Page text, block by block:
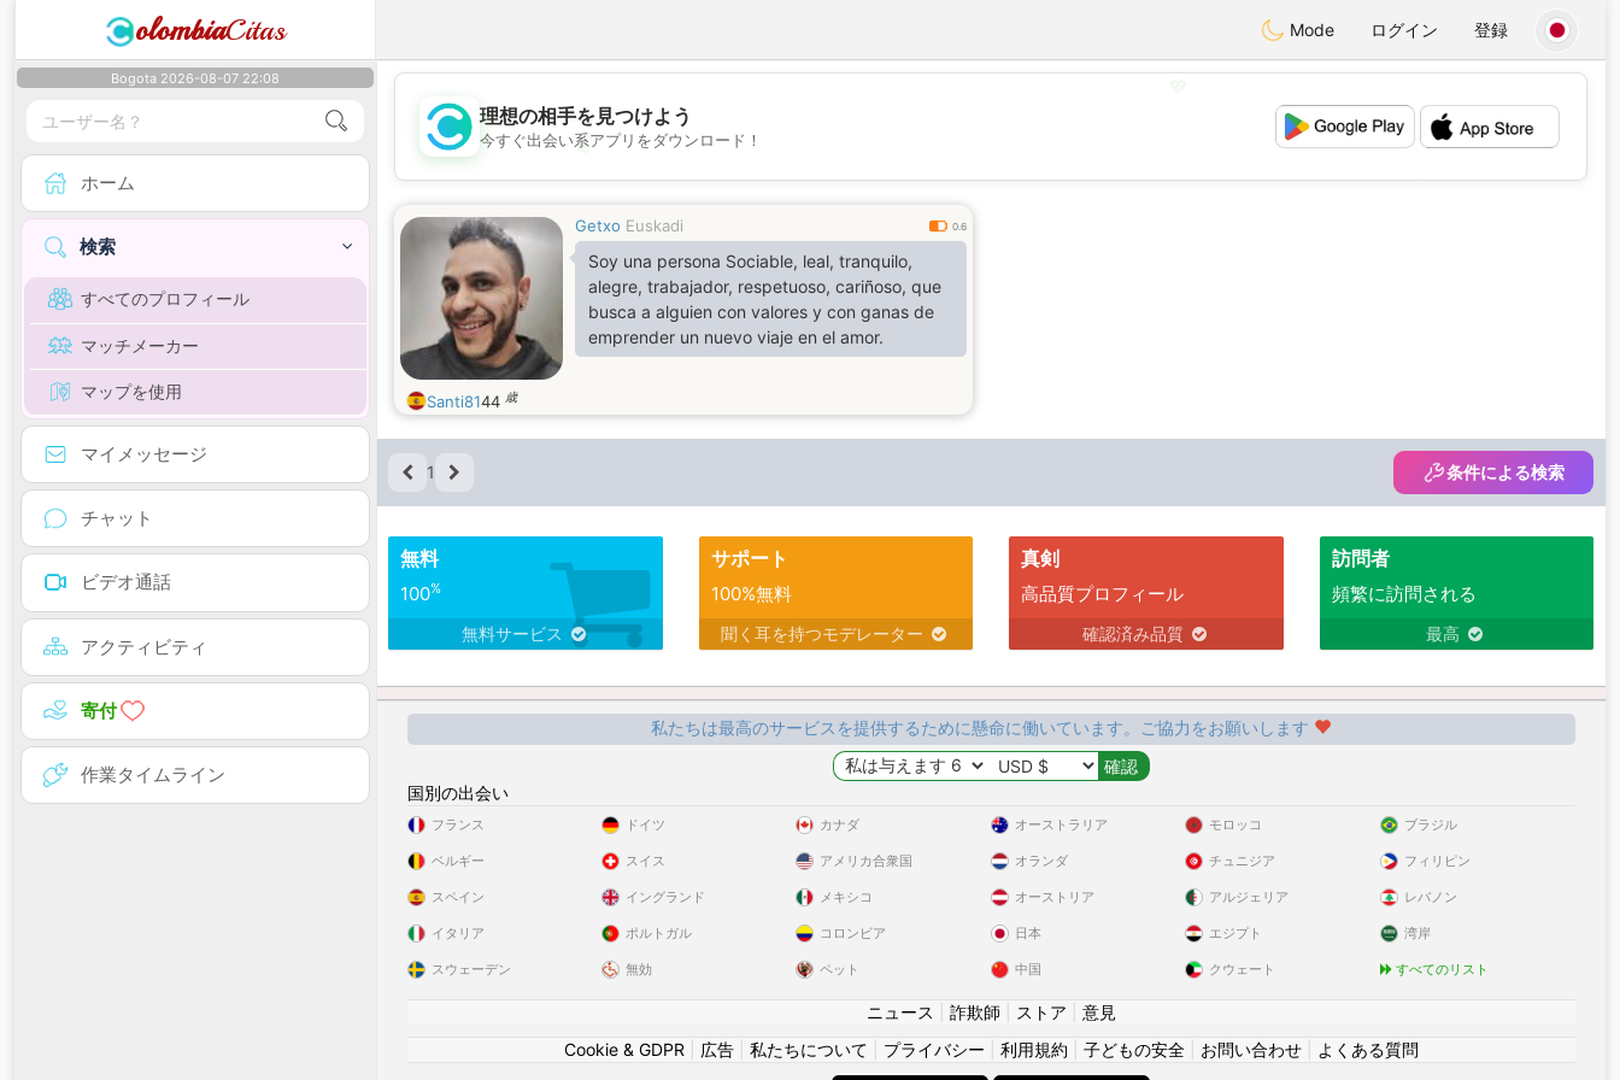
olombiaCitas Mode ログイン 登録
Bogota 2026-08-07 22:08
ホーム
検索
すべてのプロフィール
マッチメーカー
マップを使用
マイメッセージ
チャット
ビデオ通話
アクティビティ
寄付
作業タイムライン
💖
💕
理想の相手を見つけよう
今すぐ出会い系アプリをダウンロード！
Getxo Euskadi 0.6
Soy una persona Sociable, leal, tranquilo,
alegre, trabajador, respetuoso, cariñoso, que
busca a alguien con valores y con ganas de
emprender un nuevo viaje en el amor.
Santi8144 歳
1 条件による検索
無料
100%
無料サービス
サポート
100%無料
聞く耳を持つモデレーター
真剣
高品質プロフィール
確認済み品質
訪問者
頻繁に訪問される
最高
私たちは最高のサービスを提供するために懸命に働いています。ご協力をお願いします
国別の出会い
フランス
ベルギー
スペイン
イタリア
スウェーデン
ドイツ
スイス
イングランド
ポルトガル
無効
カナダ
アメリカ合衆国
メキシコ
コロンビア
ペット
オーストラリア
オランダ
オーストリア
日本
中国
モロッコ
チュニジア
アルジェリア
エジプト
クウェート
ブラジル
フィリピン
レバノン
湾岸
すべてのリスト
ニュース 詐欺師 ストア
意見
Cookie & GDPR
広告| 私たちについて プライバシー 利用規約 子どもの安全| お問い合わせ| よくある質問